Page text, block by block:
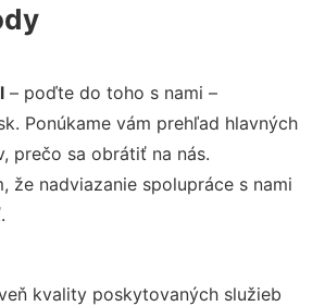
– poďte do toho s nami –
Ponúkame vám prehľad hlavných
prečo sa obrátiť na nás.
že nadviazanie spolupráce s nami
kvality poskytovaných služieb